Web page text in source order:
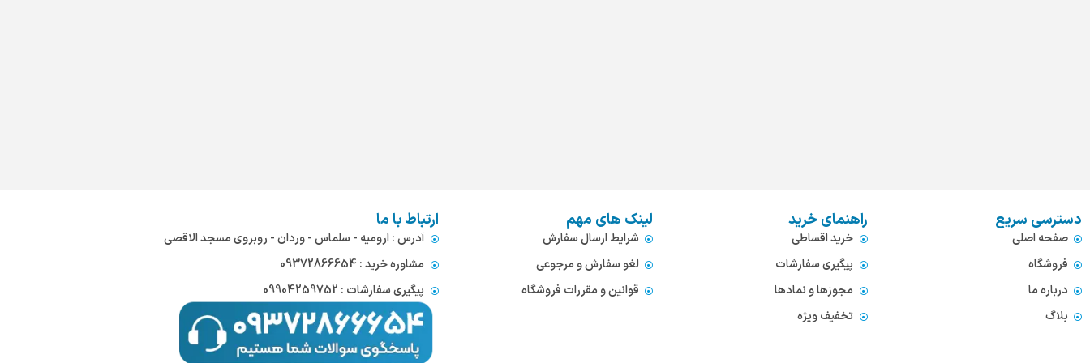
دسترسی سریع
صفحه اصلی
فروشگاه
درباره ما
بلاگ
راهنمای خرید
خرید اقساطی
پیگیری سفارشات
مجوزها و نمادها
تخفیف ویژه
لینک های مهم
شرایط ارسال سفارش
لغو سفارش و مرجوعی
قوانین و مقررات فروشگاه
ارتباط با ما
آدرس : ارومیه - سلماس - وردان - روبروی مسجد الاقصی
مشاوره خرید : 09372866654
پیگیری سفارشات : 09904259752